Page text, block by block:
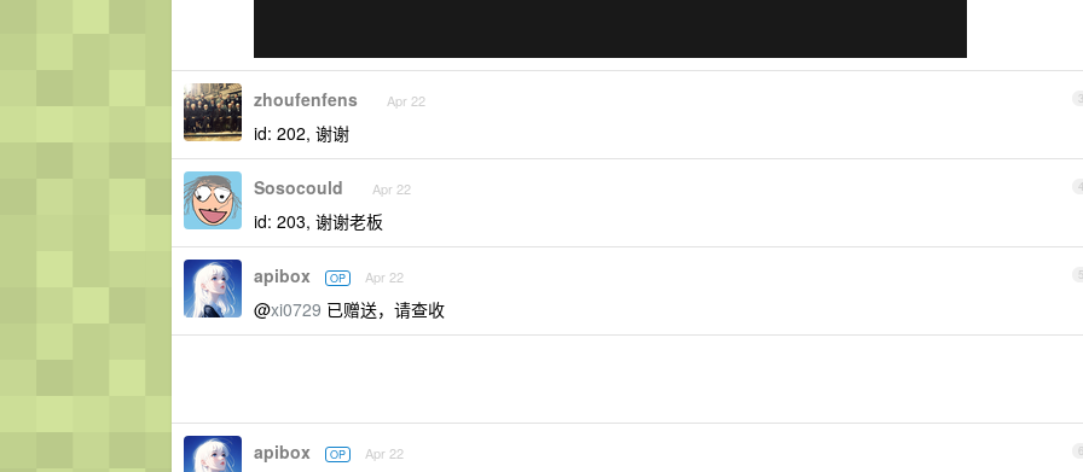
3
zhoufenfens Apr 22
id: 202, 谢谢
4
Sosocould Apr 22
id: 203, 谢谢老板
5
apibox OP Apr 22
@xi0729 已赠送，请查收
6
apibox OP Apr 22